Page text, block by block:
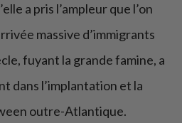
a pris l’ampleur que l’on
massive d’immigrants
fuyant la grande famine, a
dans l’implantation et la
outre-Atlantique.